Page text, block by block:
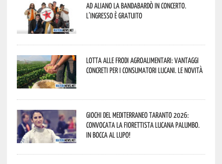
Ad Aliano la Bandabardò in concerto.
L’ingresso è gratuito
Lotta alle frodi agroalimentari: vantaggi
concreti per i consumatori lucani. Le novità
Giochi del Mediterraneo Taranto 2026:
convocata la fiorettista lucana Palumbo.
In bocca al lupo!